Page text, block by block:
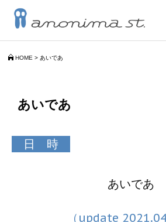
HOME > あいであ
あいであ
日 時
あいであ
（update